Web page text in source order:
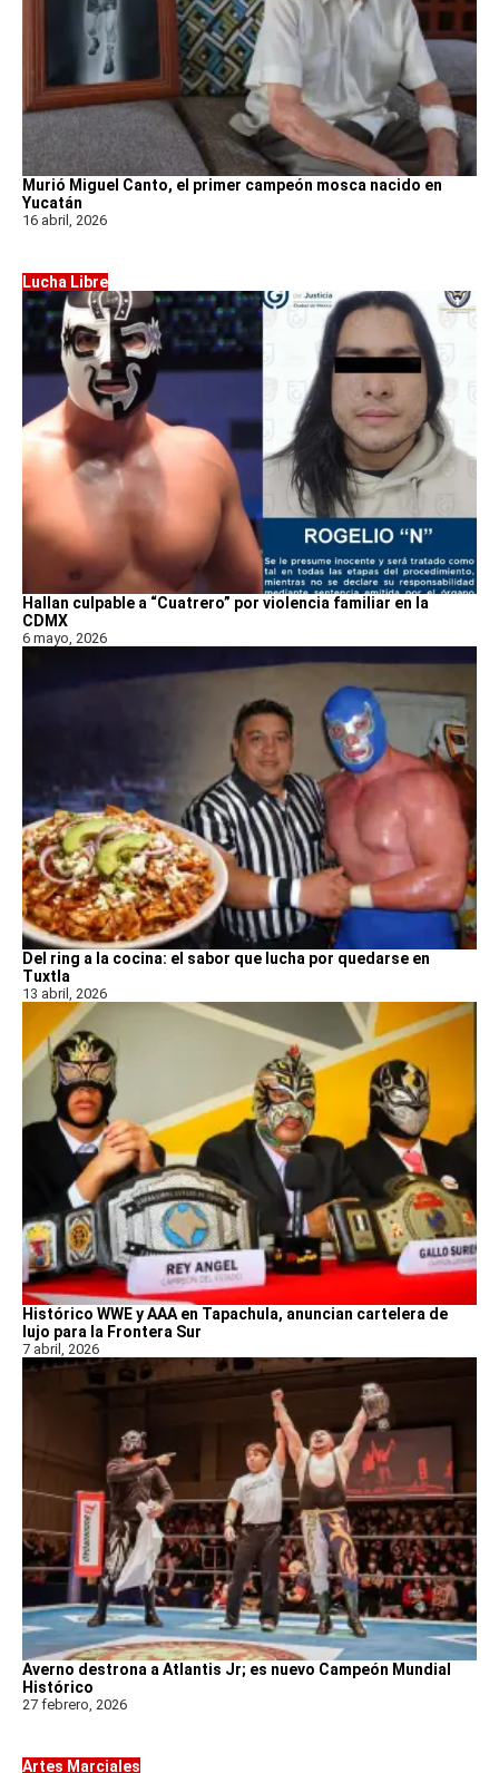
Murió Miguel Canto, el primer campeón mosca nacido en
Yucatán
16 abril, 2026
Lucha Libre
Hallan culpable a “Cuatrero” por violencia familiar en la
CDMX
6 mayo, 2026
Del ring a la cocina: el sabor que lucha por quedarse en
Tuxtla
13 abril, 2026
Histórico WWE y AAA en Tapachula, anuncian cartelera de
lujo para la Frontera Sur
7 abril, 2026
Averno destrona a Atlantis Jr; es nuevo Campeón Mundial
Histórico
27 febrero, 2026
Artes Marciales